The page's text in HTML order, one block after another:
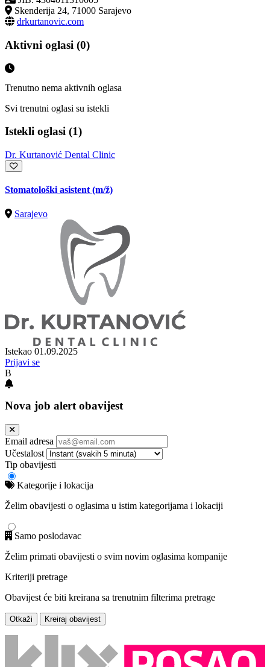
Skenderija 24, 71000 Sarajevo
drkurtanovic.com
Aktivni oglasi (0)
Trenutno nema aktivnih oglasa
Svi trenutni oglasi su istekli
Istekli oglasi (1)
Dr. Kurtanović Dental Clinic
Stomatološki asistent(m/ž)
Sarajevo
Istekao 01.09.2025
Prijavi se
B
Nova job alert obavijest
Email adresa
Učestalost
Tip obavijesti
Kategorije i lokacija
Želim obavijesti o oglasima u istim kategorijama i lokaciji
Samo poslodavac
Želim primati obavijesti o svim novim oglasima kompanije
Kriteriji pretrage
Obavijest će biti kreirana sa trenutnim filterima pretrage
Otkaži Kreiraj obavijest